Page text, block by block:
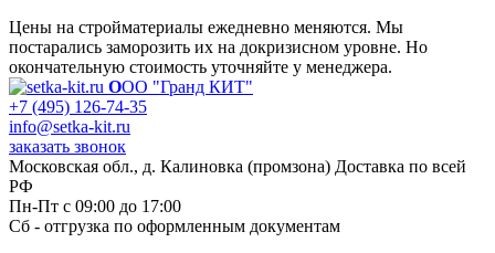
Цены на стройматериалы ежедневно меняются. Мы
постарались заморозить их на докризисном уровне. Но
окончательную стоимость уточняйте у менеджера.
ООО "Гранд КИТ"
+7 (495) 126-74-35
info@setka-kit.ru
заказать звонок
Московская обл., д. Калиновка (промзона) Доставка по всей
РФ
Пн-Пт с 09:00 до 17:00
Сб - отгрузка по оформленным документам